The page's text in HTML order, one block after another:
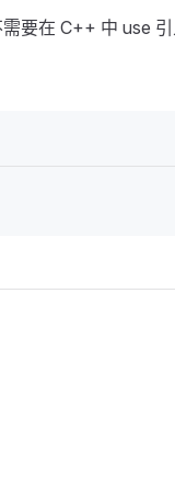
要在 C++ 中 use